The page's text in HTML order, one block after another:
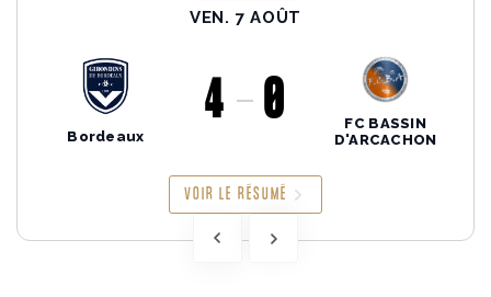
VEN. 7 AOÛT
Bordeaux
4 0
FC BASSIN
D'ARCACHON
VOIR LE RÉSUMÉ